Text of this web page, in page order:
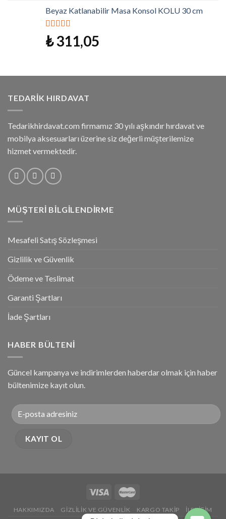
Beyaz Katlanabilir Masa Konsol KOLU 30 cm
5 üzerinden
5.00oy aldı
₺311,05
TEDARIK HIRDAVAT
Tedarikhirdavat.com firmamız 30 yılı aşkındır hırdavat ve
mobilya aksesuarları üzerine siz değerli müşterilemize
hizmet vermektedir.
MÜŞTERI BILGILENDIRME
Mesafeli Satış Sözleşmesi
Gizlilik ve Güvenlik
Ödeme ve Teslimat
Garanti Şartları
İade Şartları
HABER BÜLTENI
Güncel kampanya ve indirimlerden haberdar olmak için haber
bültenimize kayıt olun.
HAKKIMIZDA GIZLILIK VE GÜVENLIK KARGO TAKIP İLETIŞIM